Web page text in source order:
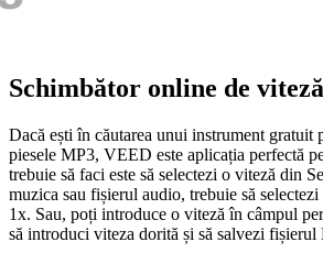
Schimbător online de
Dacă ești în căutarea unui instrument gratuit
piesele MP3, VEED este aplicația perfectă
trebuie să faci este să selectezi o viteză din
muzica sau fișierul audio, trebuie să
1x. Sau, poți introduce o viteză în câmpul
să introduci viteza dorită și să salvezi fișierul